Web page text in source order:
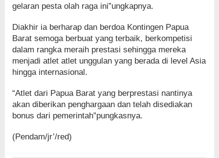
gelaran pesta olah raga ini”ungkapnya.
Diakhir ia berharap dan berdoa Kontingen Papua
Barat semoga berbuat yang terbaik, berkompetisi
dalam rangka meraih prestasi sehingga mereka
menjadi atlet atlet unggulan yang berada di level Asia
hingga internasional.
“Atlet dari Papua Barat yang berprestasi nantinya
akan diberikan penghargaan dan telah disediakan
bonus dari pemerintah”pungkasnya.
(Pendam/jr’/red)